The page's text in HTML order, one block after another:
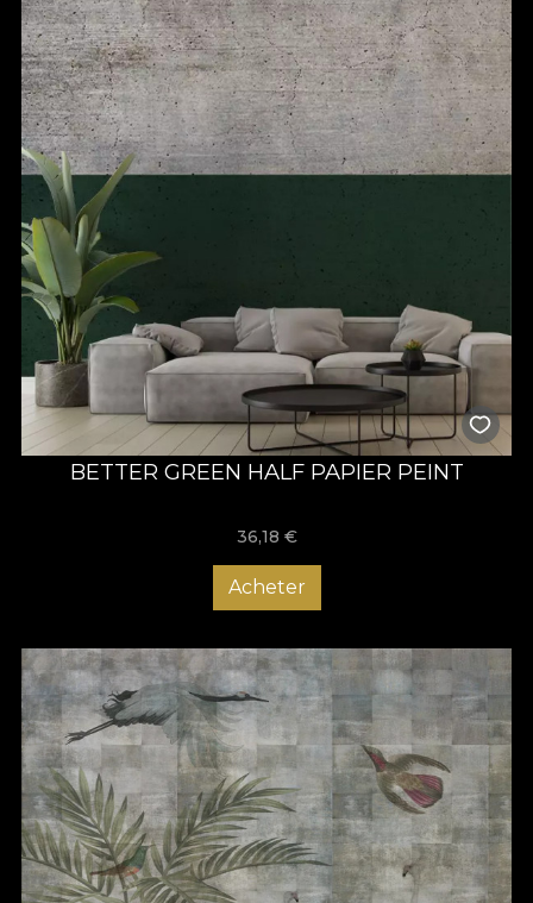
BETTER GREEN HALF PAPIER PEINT
36,18 €
Acheter